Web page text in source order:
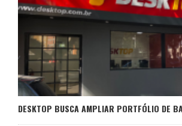
DESKTOP BUSCA AMPLIAR PORTFÓLIO DE